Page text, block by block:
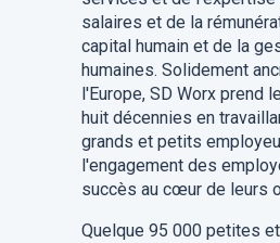
salaires et de la
capital humain et de la
humaines. Solidement
l'Europe, SD Worx prend
huit décennies en
grands et petits
l'engagement des
succès au cœur de leurs
Quelque 95 000 petites